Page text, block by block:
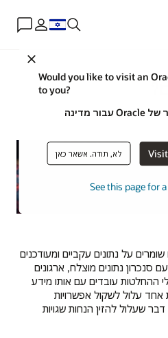
Would you like to visit an
to you?
האם ברצונך לבקר באתר של Oracle עבור מדינה
לא, תודה. אשאר כאן
See this page for
על נתונים עקביים ומעודכנים
סנכרון נתונים מוצלח, ארגונים
ההחלטות עובדים עם אותו מידע
אחד עלול לשקול אפשרויות
שעלול להזין הנחות שגויות